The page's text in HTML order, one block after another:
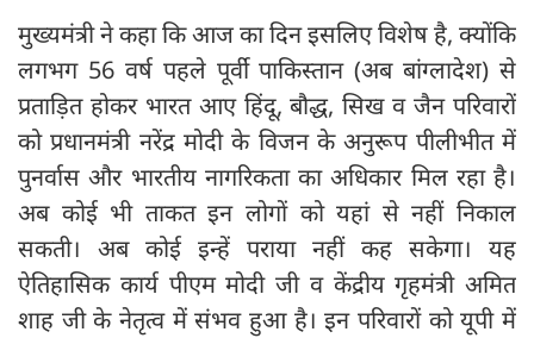
मुख्यमंत्री ने कहा कि आज का दिन इसलिए विशेष है, क्योंकि
लगभग 56 वर्ष पहले पूर्वी पाकिस्तान (अब बांग्लादेश) से
प्रताड़ित होकर भारत आए हिंदू, बौद्ध, सिख व जैन परिवारों
को प्रधानमंत्री नरेंद्र मोदी के विजन के अनुरूप पीलीभीत में
पुनर्वास और भारतीय नागरिकता का अधिकार मिल रहा है।
अब कोई भी ताकत इन लोगों को यहां से नहीं निकाल
सकती। अब कोई इन्हें पराया नहीं कह सकेगा। यह
ऐतिहासिक कार्य पीएम मोदी जी व केंद्रीय गृहमंत्री अमित
शाह जी के नेतृत्व में संभव हुआ है। इन परिवारों को यूपी में